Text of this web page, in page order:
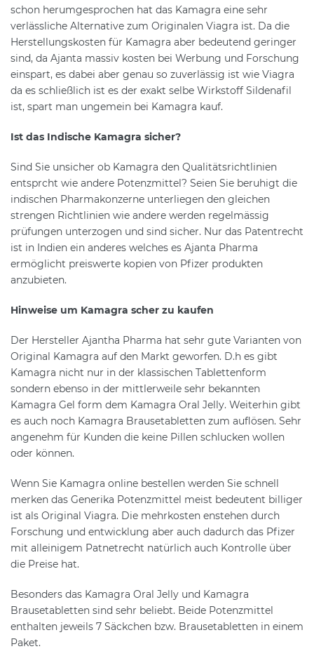
schon herumgesprochen hat das Kamagra eine sehr
verlässliche Alternative zum Originalen Viagra ist. Da die
Herstellungskosten für Kamagra aber bedeutend geringer
sind, da Ajanta massiv kosten bei Werbung und Forschung
einspart, es dabei aber genau so zuverlässig ist wie Viagra
da es schließlich ist es der exakt selbe Wirkstoff Sildenafil
ist, spart man ungemein bei Kamagra kauf.
Ist das Indische Kamagra sicher?
Sind Sie unsicher ob Kamagra den Qualitätsrichtlinien
entsprcht wie andere Potenzmittel? Seien Sie beruhigt die
indischen Pharmakonzerne unterliegen den gleichen
strengen Richtlinien wie andere werden regelmässig
prüfungen unterzogen und sind sicher. Nur das Patentrecht
ist in Indien ein anderes welches es Ajanta Pharma
ermöglicht preiswerte kopien von Pfizer produkten
anzubieten.
Hinweise um Kamagra scher zu kaufen
Der Hersteller Ajantha Pharma hat sehr gute Varianten von
Original Kamagra auf den Markt geworfen. D.h es gibt
Kamagra nicht nur in der klassischen Tablettenform
sondern ebenso in der mittlerweile sehr bekannten
Kamagra Gel form dem Kamagra Oral Jelly. Weiterhin gibt
es auch noch Kamagra Brausetabletten zum auflösen. Sehr
angenehm für Kunden die keine Pillen schlucken wollen
oder können.
Wenn Sie Kamagra online bestellen werden Sie schnell
merken das Generika Potenzmittel meist bedeutent billiger
ist als Original Viagra. Die mehrkosten enstehen durch
Forschung und entwicklung aber auch dadurch das Pfizer
mit alleinigem Patnetrecht natürlich auch Kontrolle über
die Preise hat.
Besonders das Kamagra Oral Jelly und Kamagra
Brausetabletten sind sehr beliebt. Beide Potenzmittel
enthalten jeweils 7 Säckchen bzw. Brausetabletten in einem
Paket.